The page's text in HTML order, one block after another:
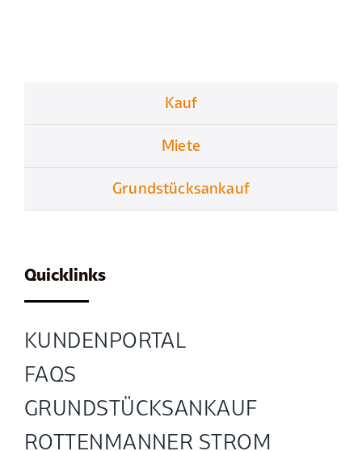
Kauf
Miete
Grundstücksankauf
Quicklinks
KUNDENPORTAL
FAQS
GRUND­STÜCKS­ANKAUF
ROTTENMANNER STROM